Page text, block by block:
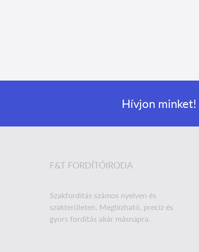
Hívjon minket!
F&T FORDÍTÓIRODA
Szakfordítás számos nyelven és
szakterületen. Megbízható, precíz és
gyors fordítás akár másnapra.